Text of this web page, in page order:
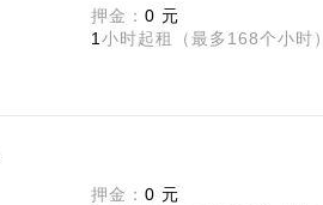
押金： 0 元
1 小时起租（最多168个小时）
押金： 0 元